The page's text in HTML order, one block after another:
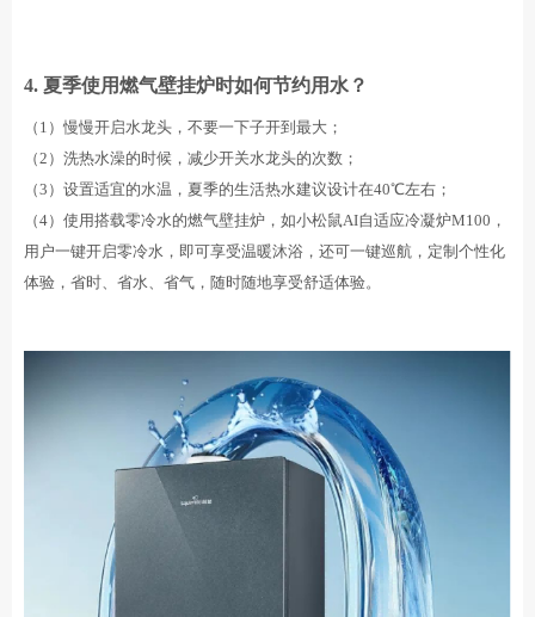
4. 夏季使用燃气壁挂炉时如何节约用水？
（1）慢慢开启水龙头，不要一下子开到最大；
（2）洗热水澡的时候，减少开关水龙头的次数；
（3）设置适宜的水温，夏季的生活热水建议设计在40℃左右；
（4）使用搭载零冷水的燃气壁挂炉，如小松鼠AI自适应冷凝炉M100，
用户一键开启零冷水，即可享受温暖沐浴，还可一键巡航，定制个性化
体验，省时、省水、省气，随时随地享受舒适体验。